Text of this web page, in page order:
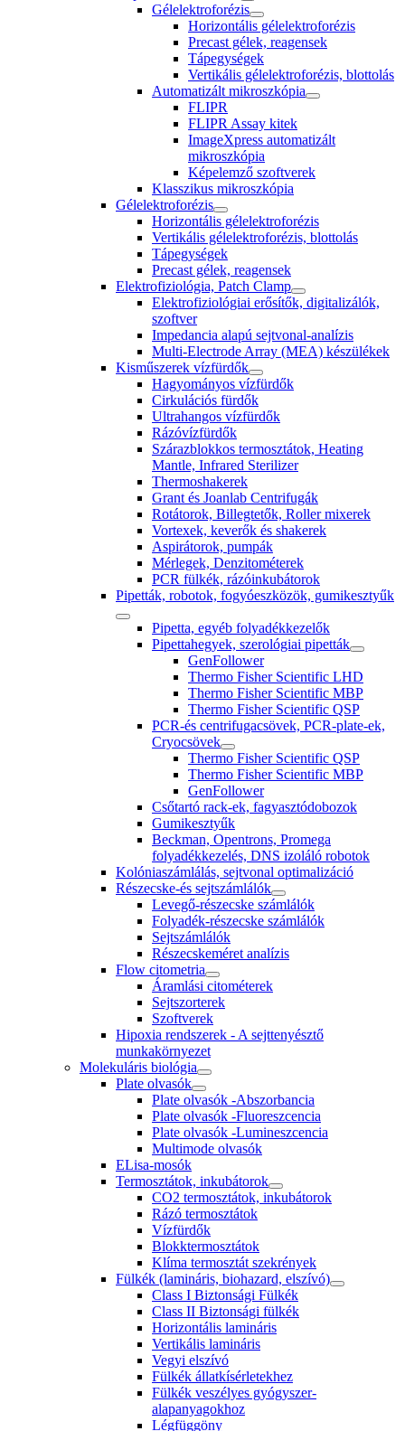
Gélelektroforézis
Horizontális gélelektroforézis
Precast gélek, reagensek
Tápegységek
Vertikális gélelektroforézis, blottolás
Automatizált mikroszkópia
FLIPR
FLIPR Assay kitek
ImageXpress automatizált
mikroszkópia
Képelemző szoftverek
Klasszikus mikroszkópia
Gélelektroforézis
Horizontális gélelektroforézis
Vertikális gélelektroforézis, blottolás
Tápegységek
Precast gélek, reagensek
Elektrofiziológia, Patch Clamp
Elektrofiziológiai erősítők, digitalizálók,
szoftver
Impedancia alapú sejtvonal-analízis
Multi-Electrode Array (MEA) készülékek
Kisműszerek vízfürdők
Hagyományos vízfürdők
Cirkulációs fürdők
Ultrahangos vízfürdők
Rázóvízfürdők
Szárazblokkos termosztátok, Heating
Mantle, Infrared Sterilizer
Thermoshakerek
Grant és Joanlab Centrifugák
Rotátorok, Billegtetők, Roller mixerek
Vortexek, keverők és shakerek
Aspirátorok, pumpák
Mérlegek, Denzitométerek
PCR fülkék, rázóinkubátorok
Pipetták, robotok, fogyóeszközök, gumikesztyűk
Pipetta, egyéb folyadékkezelők
Pipettahegyek, szerológiai pipetták
GenFollower
Thermo Fisher Scientific LHD
Thermo Fisher Scientific MBP
Thermo Fisher Scientific QSP
PCR-és centrifugacsövek, PCR-plate-ek,
Cryocsövek
Thermo Fisher Scientific QSP
Thermo Fisher Scientific MBP
GenFollower
Csőtartó rack-ek, fagyasztódobozok
Gumikesztyűk
Beckman, Opentrons, Promega
folyadékkezelés, DNS izoláló robotok
Kolóniaszámlálás, sejtvonal optimalizáció
Részecske-és sejtszámlálók
Levegő-részecske számlálók
Folyadék-részecske számlálók
Sejtszámlálók
Részecskeméret analízis
Flow citometria
Áramlási citométerek
Sejtszorterek
Szoftverek
Hipoxia rendszerek - A sejttenyésztő
munkakörnyezet
Molekuláris biológia
Plate olvasók
Plate olvasók -Abszorbancia
Plate olvasók -Fluoreszcencia
Plate olvasók -Lumineszcencia
Multimode olvasók
ELisa-mosók
Termosztátok, inkubátorok
CO2 termosztátok, inkubátorok
Rázó termosztátok
Vízfürdők
Blokktermosztátok
Klíma termosztát szekrények
Fülkék (lamináris, biohazard, elszívó)
Class I Biztonsági Fülkék
Class II Biztonsági fülkék
Horizontális lamináris
Vertikális lamináris
Vegyi elszívó
Fülkék állatkísérletekhez
Fülkék veszélyes gyógyszer-
alapanyagokhoz
Légfüggöny